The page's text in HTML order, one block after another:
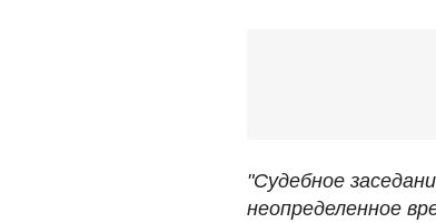
"Судебное
неопределенное